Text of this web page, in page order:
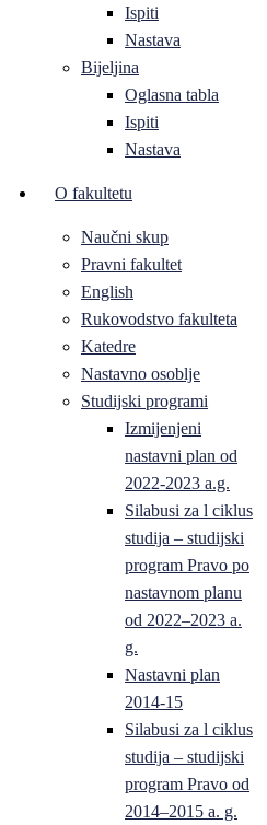
Ispiti
Nastava
Bijeljina
Oglasna tabla
Ispiti
Nastava
O fakultetu
Naučni skup
Pravni fakultet
English
Rukovodstvo fakulteta
Katedre
Nastavno osoblje
Studijski programi
Izmijenjeni
nastavni plan od
2022-2023 a.g.
Silabusi za l ciklus
studija – studijski
program Pravo po
nastavnom planu
od 2022–2023 a.
g.
Nastavni plan
2014-15
Silabusi za l ciklus
studija – studijski
program Pravo od
2014–2015 a. g.